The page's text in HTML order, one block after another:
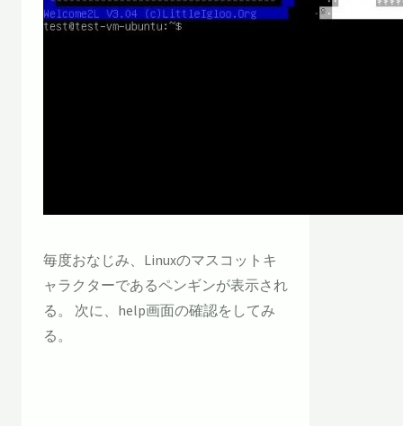
毎度おなじみ、Linuxのマスコットキ
ャラクターであるペンギンが表示され
る。 次に、help画面の確認をしてみ
る。